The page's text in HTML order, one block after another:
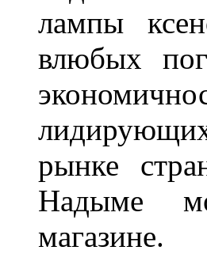
лампы
влюбых
рынке
Надыме
магазине.